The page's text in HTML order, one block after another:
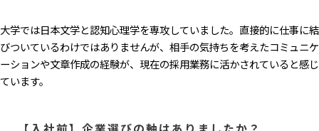
大学では日本文学と認知心理学を専攻していました。直接的に仕事に結
びついているわけではありませんが、相手の気持ちを考えたコミュニケ
ーションや文章作成の経験が、現在の採用業務に活かされていると感じ
ています。